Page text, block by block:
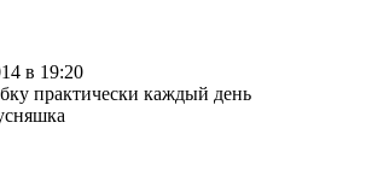
в 19:20
практически каждый день